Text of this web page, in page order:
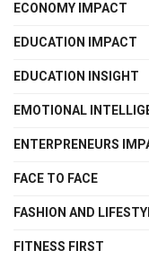
ECONOMY IMPACT
EDUCATION IMPACT
EDUCATION INSIGHT
EMOTIONAL
ENTERPRENEURS
FACE TO FACE
FASHION AND
FITNESS FIRST